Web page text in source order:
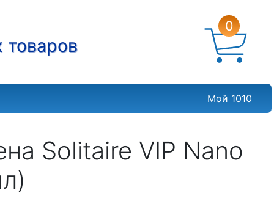
товаров
0
Мой 1010
Solitaire VIP Nano